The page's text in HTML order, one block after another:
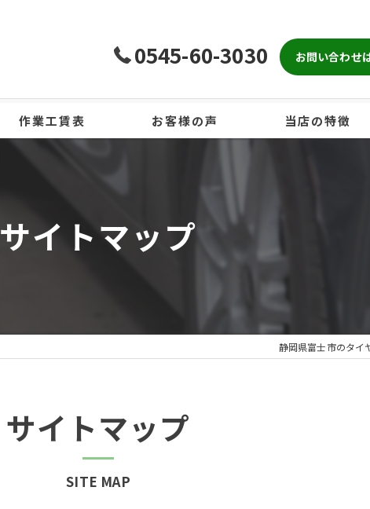
0545-60-3030 お問い合わせ
作業工賃表 お客様の声 当店の特徴
オイル交換
サイトマップ
静岡県富士市のタイ
SITE MAP
サイトマップ